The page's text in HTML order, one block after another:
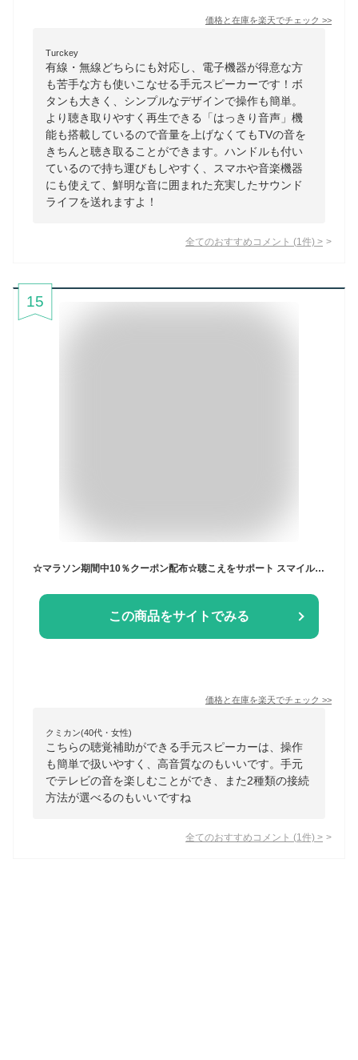
価格と在庫を楽天でチェック >>
Turckey
有線・無線どちらにも対応し、電子機器が得意な方
も苦手な方も使いこなせる手元スピーカーです！ボ
タンも大きく、シンプルなデザインで操作も簡単。
より聴き取りやすく再生できる「はっきり音声」機
能も搭載しているので音量を上げなくてもTVの音を
きちんと聴き取ることができます。ハンドルも付い
ているので持ち運びもしやすく、スマホや音楽機器
にも使えて、鮮明な音に囲まれた充実したサウンド
ライフを送れますよ！
全てのおすすめコメント (1 件) >
15
☆マラソン期間中10％クーポン配布☆聴こえをサポート スマイルキッズ テレビ用 手元スピーカー ANS-302｜聴力低下 耳鳴り 聴覚補助 音量 介護 シンプル スピーカー 敬老 介護用品 福祉用具 便利 聴覚 高齢者 耳元 シルバー 難聴
この商品をサイトでみる
価格と在庫を楽天でチェック >>
クミカン(40代・女性)
こちらの聴覚補助ができる手元スピーカーは、操作
も簡単で扱いやすく、高音質なのもいいです。手元
でテレビの音を楽しむことができ、また2種類の接続
方法が選べるのもいいですね
全てのおすすめコメント (1 件) >